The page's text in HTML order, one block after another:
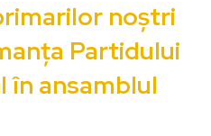
noștri
Partidului
în ansamblul